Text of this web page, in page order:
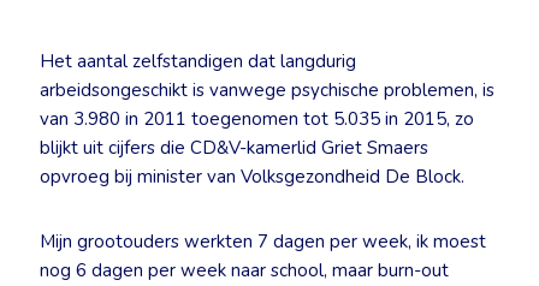
Het aantal zelfstandigen dat langdurig
arbeidsongeschikt is vanwege psychische problemen, is
van 3.980 in 2011 toegenomen tot 5.035 in 2015, zo
blijkt uit cijfers die CD&V-kamerlid Griet Smaers
opvroeg bij minister van Volksgezondheid De Block.
Mijn grootouders werkten 7 dagen per week, ik moest
nog 6 dagen per week naar school, maar burn-out